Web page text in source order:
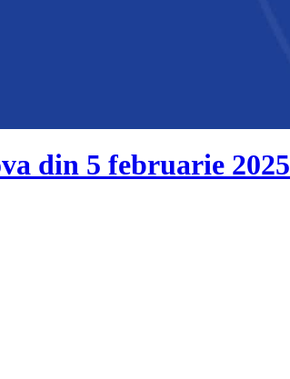
din 5 februarie 2025